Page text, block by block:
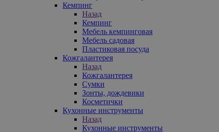
Кемпинг
Назад
Кемпинг
Мебель кемпинговая
Мебель садовая
Пластиковая посуда
Кожгалантерея
Назад
Кожгалантерея
Сумки
Зонты, дождевики
Косметички
Кухонные инструменты
Назад
Кухонные инструменты